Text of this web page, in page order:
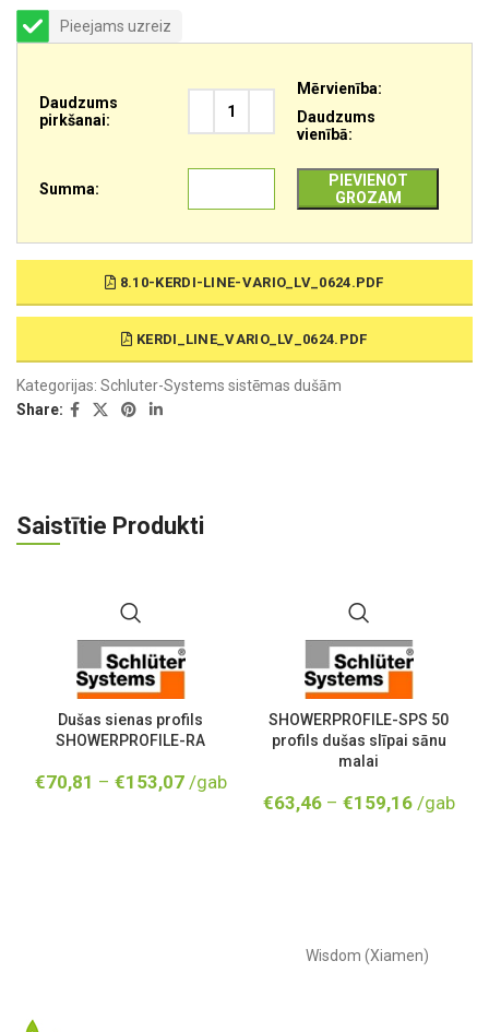
Pieejams uzreiz
Daudzums
pirkšanai:
Mērvienība:
Daudzums
vienībā:
Summa:
PIEVIENOT
GROZAM
8.10-KERDI-LINE-VARIO_LV_0624.PDF
KERDI_LINE_VARIO_LV_0624.PDF
Kategorijas: Schluter-Systems sistēmas dušām
Share:
Saistītie Produkti
Dušas sienas profils
SHOWERPROFILE-RA
€70,81 – €153,07/gab
SHOWERPROFILE-SPS 50
profils dušas slīpai sānu
malai
€63,46– €159,16/gab
Wisdom (Xiamen)